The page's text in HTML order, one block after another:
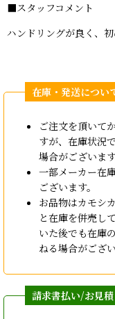
■スタッフコメント
ハンドリングが良く、
ご注文を頂いて
すが、在庫状況
場合がございます
一部メーカー在
ございます。
お品物はカモシ
と在庫を併売し
いた後でも在庫
ねる場合がござい